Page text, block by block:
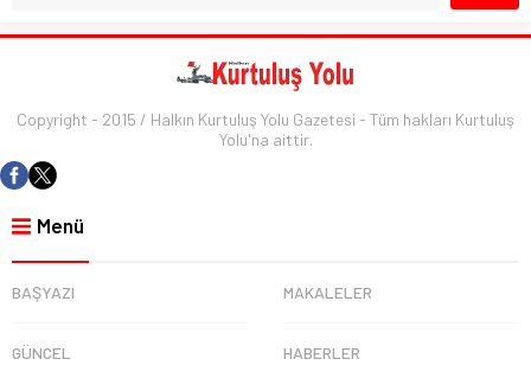
Copyright - 2015 / Halkın Kurtuluş Yolu Gazetesi - Tüm hakları Kurtuluş
Yolu'na aittir.
Menü
BAŞYAZI MAKALELER
GÜNCEL HABERLER